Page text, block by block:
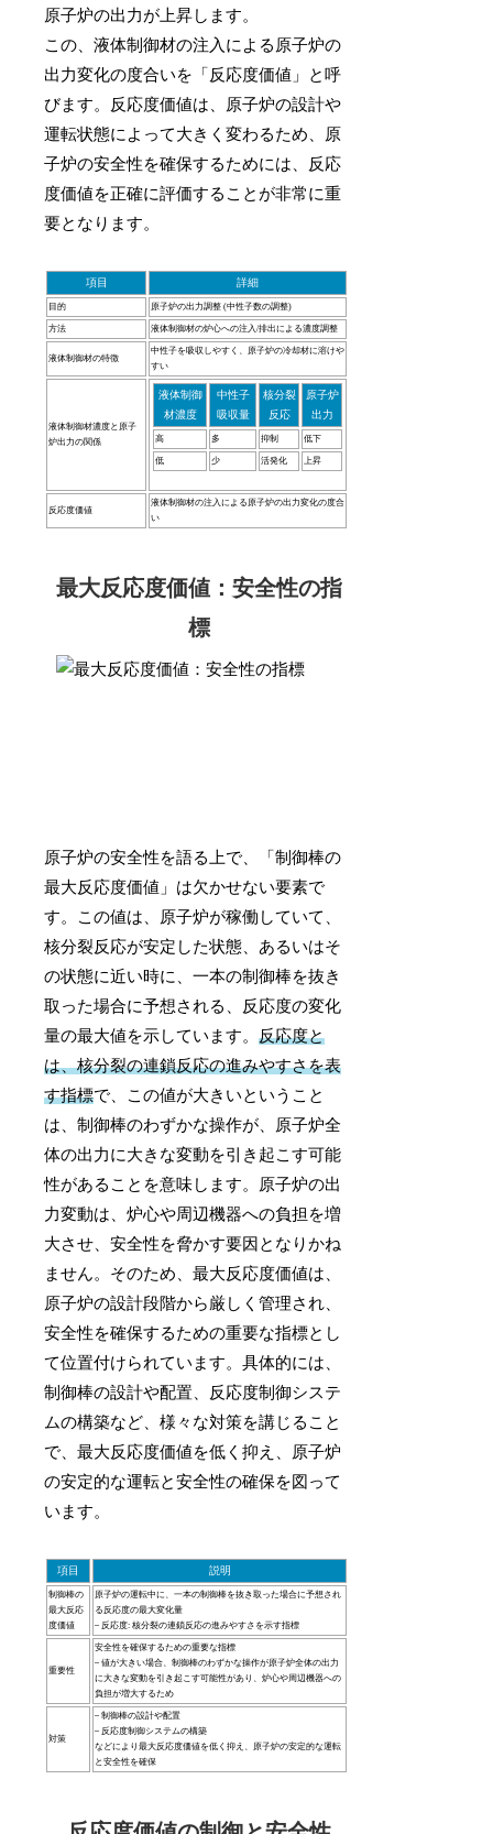
原子炉の出力が上昇します。
この、液体制御材の注入による原子炉の
出力変化の度合いを「反応度価値」と呼
びます。反応度価値は、原子炉の設計や
運転状態によって大きく変わるため、原
子炉の安全性を確保するためには、反応
度価値を正確に評価することが非常に重
要となります。
項目 詳細
目的 原子炉の出力調整 (中性子数の調整)
方法 液体制御材の炉心への注入/排出による濃度調整
液体制御材の特徴
中性子を吸収しやすく、原子炉の冷却材に溶けや
すい
液体制御材濃度と原子
炉出力の関係
液体制御
材濃度
中性子
吸収量
核分裂
反応
原子炉
出力
高 多 抑制 低下
低 少 活発化 上昇
反応度価値
液体制御材の注入による原子炉の出力変化の度合
い
最大反応度価値：安全性の指
標
原子炉の安全性を語る上で、「制御棒の
最大反応度価値」は欠かせない要素で
す。この値は、原子炉が稼働していて、
核分裂反応が安定した状態、あるいはそ
の状態に近い時に、一本の制御棒を抜き
取った場合に予想される、反応度の変化
量の最大値を示しています。反応度と
は、核分裂の連鎖反応の進みやすさを表
す指標で、この値が大きいということ
は、制御棒のわずかな操作が、原子炉全
体の出力に大きな変動を引き起こす可能
性があることを意味します。原子炉の出
力変動は、炉心や周辺機器への負担を増
大させ、安全性を脅かす要因となりかね
ません。そのため、最大反応度価値は、
原子炉の設計段階から厳しく管理され、
安全性を確保するための重要な指標とし
て位置付けられています。具体的には、
制御棒の設計や配置、反応度制御システ
ムの構築など、様々な対策を講じること
で、最大反応度価値を低く抑え、原子炉
の安定的な運転と安全性の確保を図って
います。
項目 説明
制御棒の
最大反応
度価値
原子炉の運転中に、一本の制御棒を抜き取った場合に予想され
る反応度の最大変化量
– 反応度: 核分裂の連鎖反応の進みやすさを示す指標
重要性
安全性を確保するための重要な指標
– 値が大きい場合、制御棒のわずかな操作が原子炉全体の出力
に大きな変動を引き起こす可能性があり、炉心や周辺機器への
負担が増大するため
対策
– 制御棒の設計や配置
– 反応度制御システムの構築
などにより最大反応度価値を低く抑え、原子炉の安定的な運転
と安全性を確保